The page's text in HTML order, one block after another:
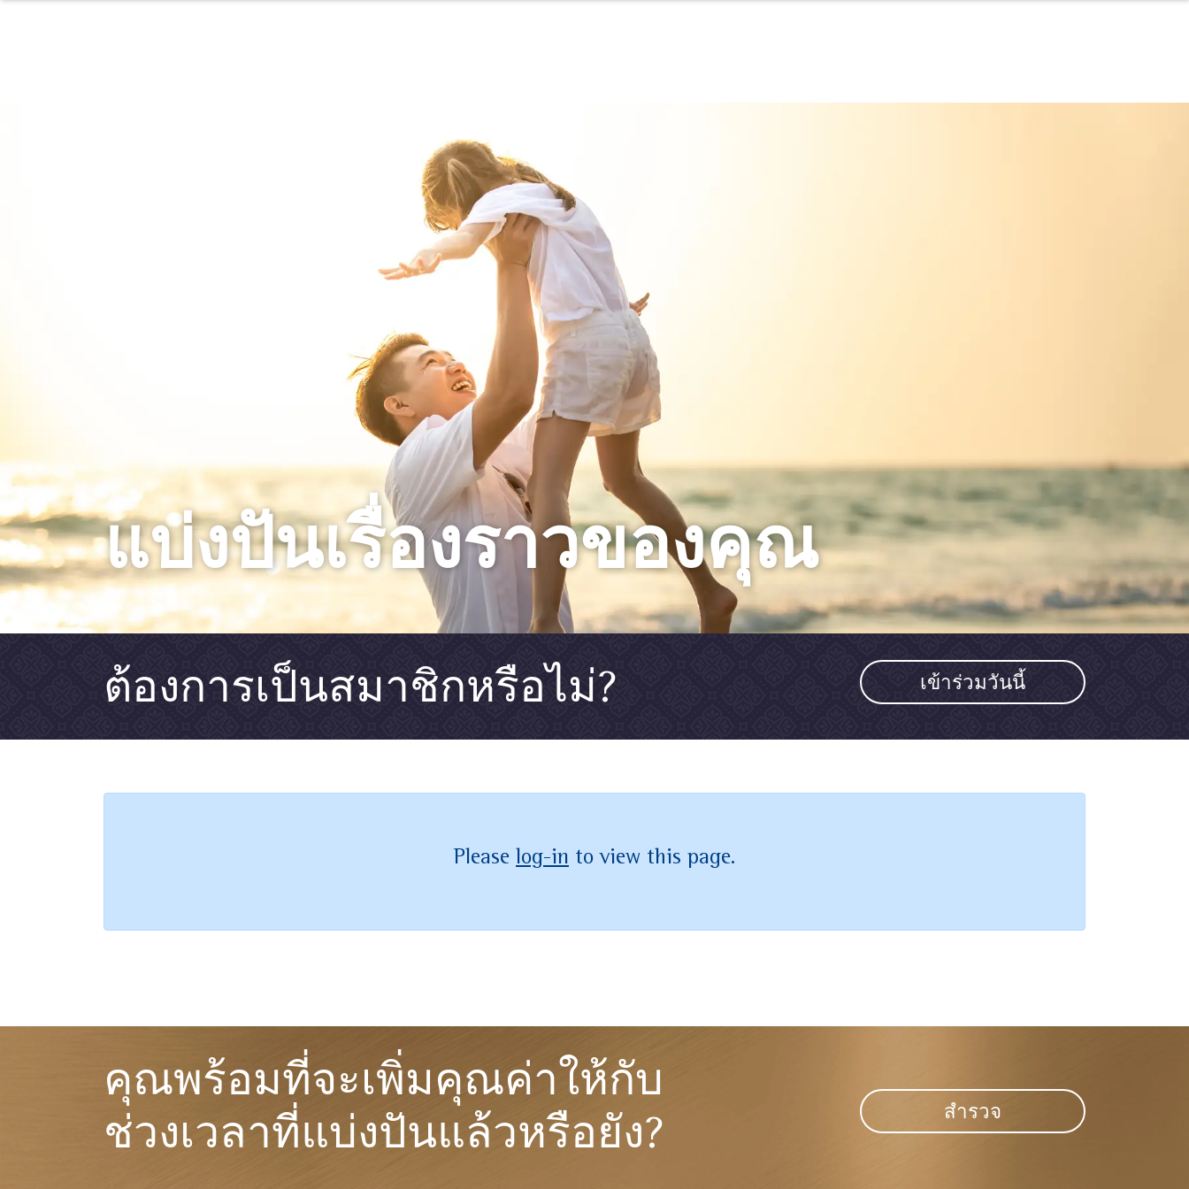
แบ่งปันเรื่องราวของคุณ
ต้องการเป็นสมาชิกหรือไม่? เข้าร่วมวันนี้
Please log-in to view this page.
คุณพร้อมที่จะเพิ่มคุณค่าให้กับ
ช่วงเวลาที่แบ่งปันแล้วหรือยัง?​
สำรวจ